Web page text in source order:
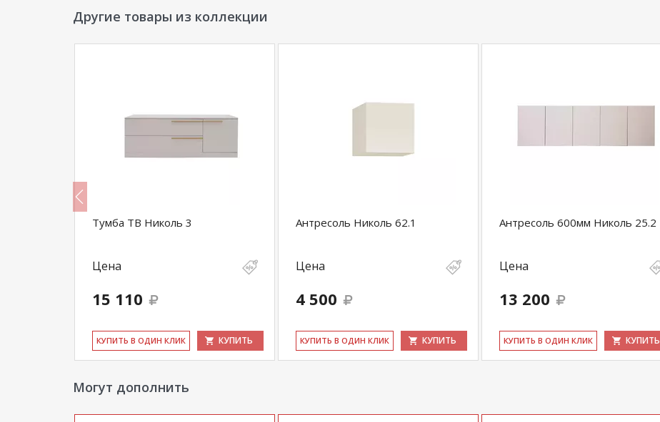
Другие товары из коллекции
Тумба ТВ Николь 3
Цена
15 110
КУ­ПИТЬ В ОДИН КЛИК КУПИТЬ
Антресоль Николь 62.1
Цена
4 500
КУ­ПИТЬ В ОДИН КЛИК КУПИТЬ
Антресоль 600мм Николь 25.2
Цена
13 200
КУ­ПИТЬ В ОДИН КЛИК КУПИТЬ
Могут дополнить